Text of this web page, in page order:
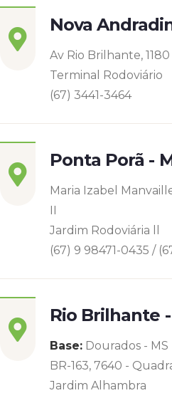
Nova
Av Rio Brilhante, 1180
Terminal Rodoviário
(67) 3441-3464
Ponta Porã -
Maria Izabel
II
Jardim Rodoviária ll
(67) 9 98471-0435 /
Rio Brilhante -
Base: Dourados - MS
BR-163, 7640 -
Jardim Alhambra